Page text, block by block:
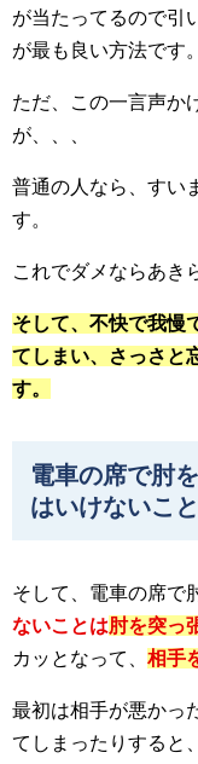
が当たってるので引
が最も良い方法です。
ただ、この一言声か
が、、、
普通の人なら、すい
す。
これでダメならあき
そして、不快で我慢
てしまい、さっさと
す。
電車の席で肘
はいけないこ
そして、電車の席で
ないことは肘を突っ
カッとなって、 相手
最初は相手が悪かっ
てしまったりすると